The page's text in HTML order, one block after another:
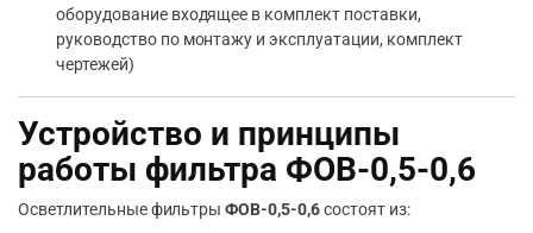
оборудование входящее в комплект поставки,
руководство по монтажу и эксплуатации, комплект
чертежей)
Устройство и принципы
работы фильтра ФОВ-0,5-0,6
Осветлительные фильтрыФОВ-0,5-0,6состоят из: